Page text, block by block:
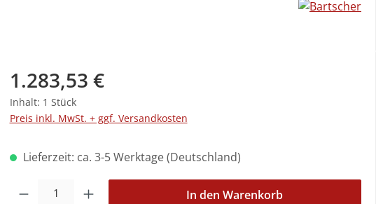
Regulärer Preis:
1.283,53 €
Inhalt: 1 Stück
Preis inkl. MwSt. + ggf. Versandkosten
Lieferzeit: ca. 3-5 Werktage (Deutschland)
Produkt Anzahl: Gib den gewünschten Wert ein oder benutze die
In den Warenkorb